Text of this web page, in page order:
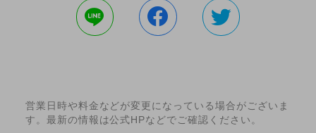
営業日時や料金などが変更になっている場合がございま
す。最新の情報は公式HPなどでご確認ください。